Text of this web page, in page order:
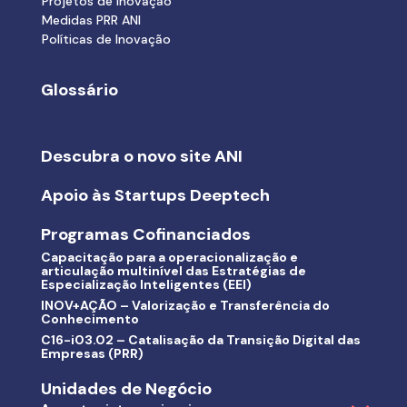
Medidas PRR ANI
Políticas de Inovação
Glossário
Descubra o novo site ANI
Apoio às Startups Deeptech
Programas Cofinanciados
Capacitação para a operacionalização e
articulação multinível das Estratégias de
Especialização Inteligentes (EEI)
INOV+AÇÃO – Valorização e Transferência do
Conhecimento
C16-i03.02 – Catalisação da Transição Digital das
Empresas (PRR)
Unidades de Negócio